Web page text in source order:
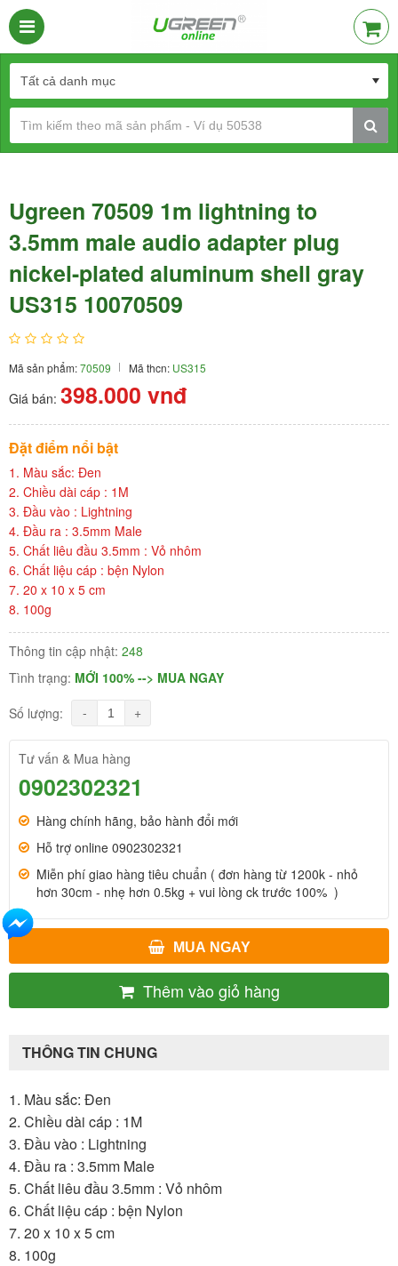
Ugreen 70509 1m lightning to
3.5mm male audio adapter plug
nickel-plated aluminum shell gray
US315 10070509
Mã sản phẩm:70509 Mã thcn: US315
Giá bán: 398.000 vnđ
Đặt điểm nổi bật
1. Màu sắc: Đen
2. Chiều dài cáp : 1M
3. Đầu vào : Lightning
4. Đầu ra : 3.5mm Male
5. Chất liêu đầu 3.5mm : Vỏ nhôm
6. Chất liệu cáp : bện Nylon
7. 20 x 10 x 5 cm
8. 100g
Thông tin cập nhật: 248
Tình trạng: MỚI 100% --> MUA NGAY
Số lượng:
- +
Tư vấn & Mua hàng
0902302321
Hàng chính hãng, bảo hành đổi mới
Hỗ trợ online 0902302321
Miễn phí giao hàng tiêu chuẩn ( đơn hàng từ 1200k - nhỏ
hơn 30cm - nhẹ hơn 0.5kg + vui lòng ck trước 100% )
MUA NGAY
Thêm vào giỏ hàng
THÔNG TIN CHUNG
1. Màu sắc: Đen
2. Chiều dài cáp : 1M
3. Đầu vào : Lightning
4. Đầu ra : 3.5mm Male
5. Chất liêu đầu 3.5mm : Vỏ nhôm
6. Chất liệu cáp : bện Nylon
7. 20 x 10 x 5 cm
8. 100g